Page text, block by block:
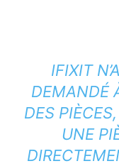
IFIXIT
DEMANDÉ
DES
UNE